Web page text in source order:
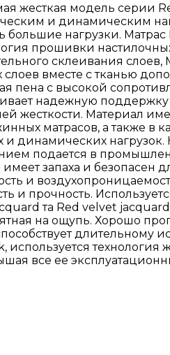
жесткая модель серии
и динамическим
нагрузки.
прошивки
склеивания
вместе с тканью
пена с высокой
надежную
жесткости. Материал
матрасов, а также в
и динамических
подается в
запаха и безопасен
и
и прочность.
та Red velvet
на ощупь. Хорошо
все ее